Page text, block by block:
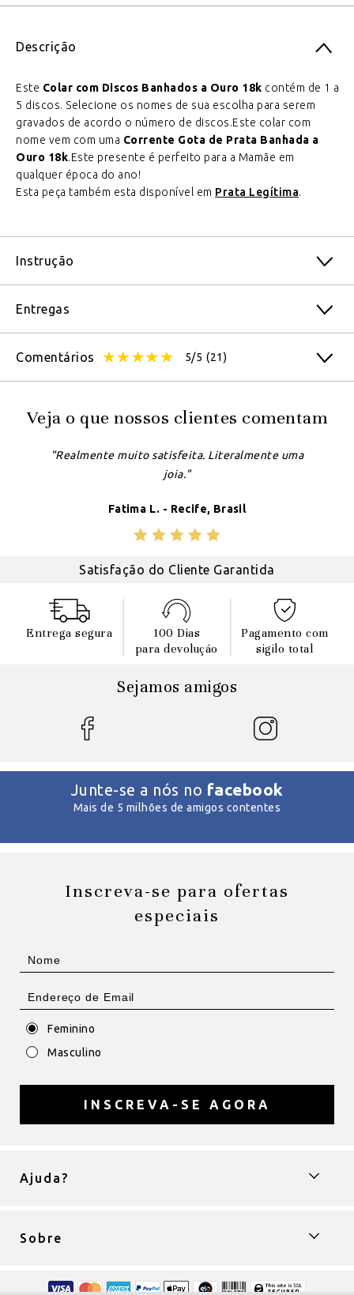
Descrição
Este Colar com Discos Banhados a Ouro 18k contém de 1 a
5 discos. Selecione os nomes de sua escolha para serem
gravados de acordo o número de discos.Este colar com
nome vem com uma Corrente Gota de Prata Banhada a
Ouro 18k.Este presente é perfeito para a Mamãe em
qualquer época do ano!
Esta peça também esta disponível em Prata Legítima.
Instrução
Entregas
Comentários 5/5 (21)
Veja o que nossos clientes comentam
"Realmente muito satisfeita. Literalmente uma
joia."
Fatima L. - Recife, Brasil
Satisfação do Cliente Garantida
Entrega segura
100 Dias
para devoluçáo
Pagamento com
sigilo total
Sejamos amigos
Junte-se a nós no facebook
Mais de 5 milhões de amigos contentes
Inscreva-se para ofertas
especiais
Feminino
Masculino
INSCREVA-SE AGORA
Ajuda?
Sobre